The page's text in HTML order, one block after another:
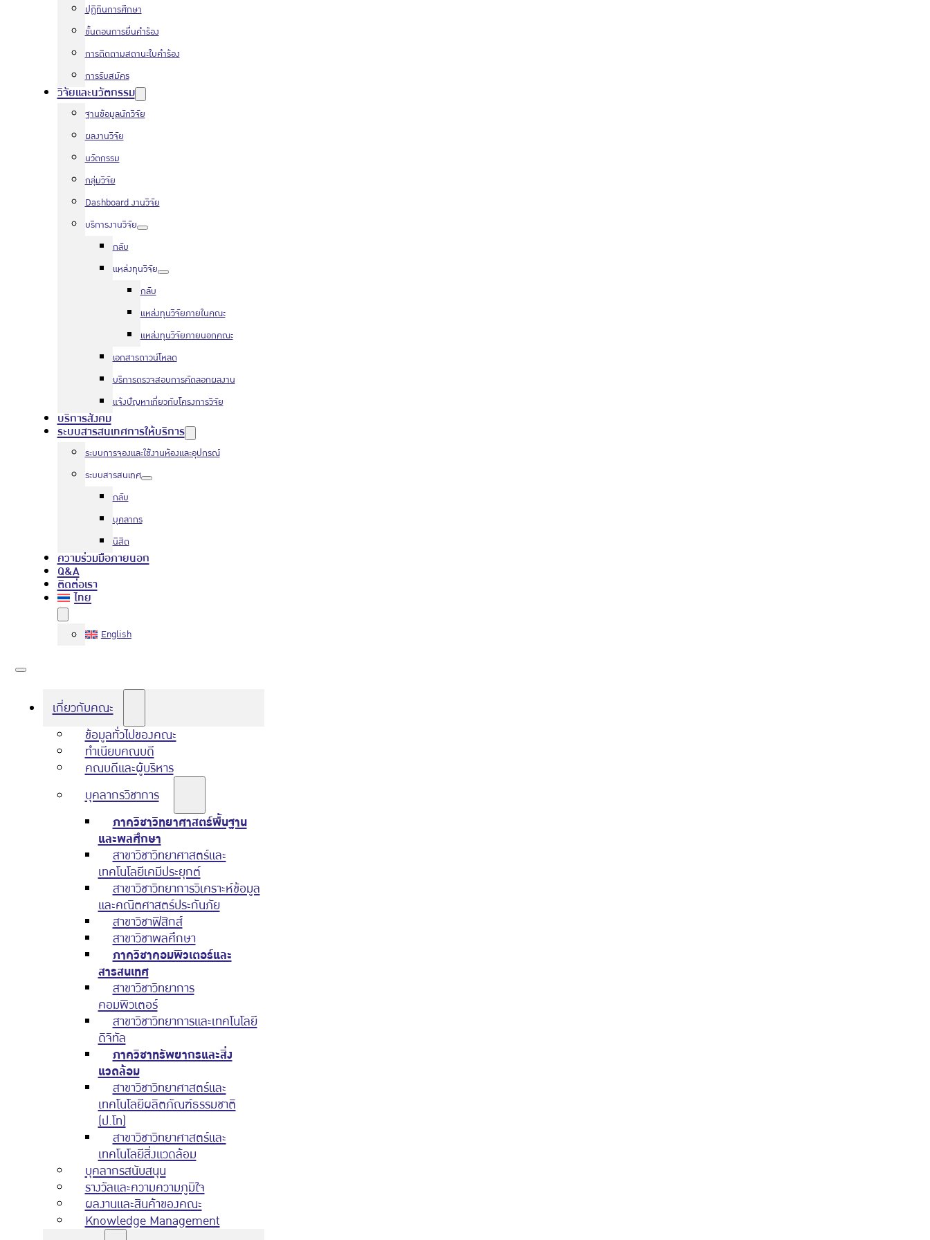
ปฏิทินการศึกษา
ขั้นตอนการยื่นคำร้อง
การติดตามสถานะใบคำร้อง
การรับสมัคร
วิจัยและนวัตกรรม
ฐานข้อมูลนักวิจัย
ผลงานวิจัย
นวัตกรรม
กลุ่มวิจัย
Dashboard งานวิจัย
บริการงานวิจัย
กลับ
แหล่งทุนวิจัย
กลับ
แหล่งทุนวิจัยภายในคณะ
แหล่งทุนวิจัยภายนอกคณะ
เอกสารดาวน์โหลด
บริการตรวจสอบการคัดลอกผลงาน
แจ้งปัญหาเกี่ยวกับโครงการวิจัย
บริการสังคม
ระบบสารสนเทศการให้บริการ
ระบบการจองและใช้งานห้องและอุปกรณ์
ระบบสารสนเทศ
กลับ
บุคลากร
นิสิต
ความร่วมมือภายนอก
Q&A
ติดต่อเรา
ไทย
English
เกี่ยวกับคณะ
ข้อมูลทั่วไปของคณะ
ทำเนียบคณบดี
คณบดีและผู้บริหาร
บุคลากรวิชาการ
ภาควิชาวิทยาศาสตร์พื้นฐาน
และพลศึกษา
สาขาวิชาวิทยาศาสตร์และ
เทคโนโลยีเคมีประยุกต์
สาขาวิชาวิทยาการวิเคราะห์ข้อมูล
และคณิตศาสตร์ประกันภัย
สาขาวิชาฟิสิกส์
สาขาวิชาพลศึกษา
ภาควิชาคอมพิวเตอร์และ
สารสนเทศ
สาขาวิชาวิทยาการ
คอมพิวเตอร์
สาขาวิชาวิทยาการและเทคโนโลยี
ดิจิทัล
ภาควิชาทรัพยากรและสิ่ง
แวดล้อม
สาขาวิชาวิทยาศาสตร์และ
เทคโนโลยีผลิตภัณฑ์ธรรมชาติ
(ป.โท)
สาขาวิชาวิทยาศาสตร์และ
เทคโนโลยีสิ่งแวดล้อม
บุคลากรสนับสนุน
รางวัลและความความภูมิใจ
ผลงานและสินค้าของคณะ
Knowledge Management